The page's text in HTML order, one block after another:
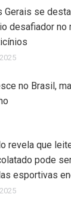
Gerais se
desafiador no
no Brasil,
revela que
pode
esportivas